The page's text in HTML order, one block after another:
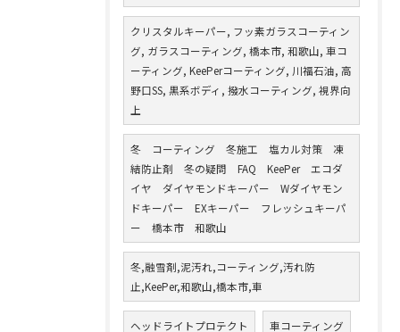
クリスタルキーパー, フッ素ガラスコーティン
グ, ガラスコーティング, 橋本市, 和歌山, 車コ
ーティング, KeePerコーティング, 川福石油, 高
野口SS, 黒系ボディ, 撥水コーティング, 視界向
上
冬 コーティング 冬施工 塩カル対策 凍
結防止剤 冬の疑問 FAQ KeePer エコダ
イヤ ダイヤモンドキーパー Wダイヤモン
ドキーパー EXキーパー フレッシュキーパ
ー 橋本市 和歌山
冬,融雪剤,泥汚れ,コーティング,汚れ防
止,KeePer,和歌山,橋本市,車
ヘッドライトプロテクト 車コーティング